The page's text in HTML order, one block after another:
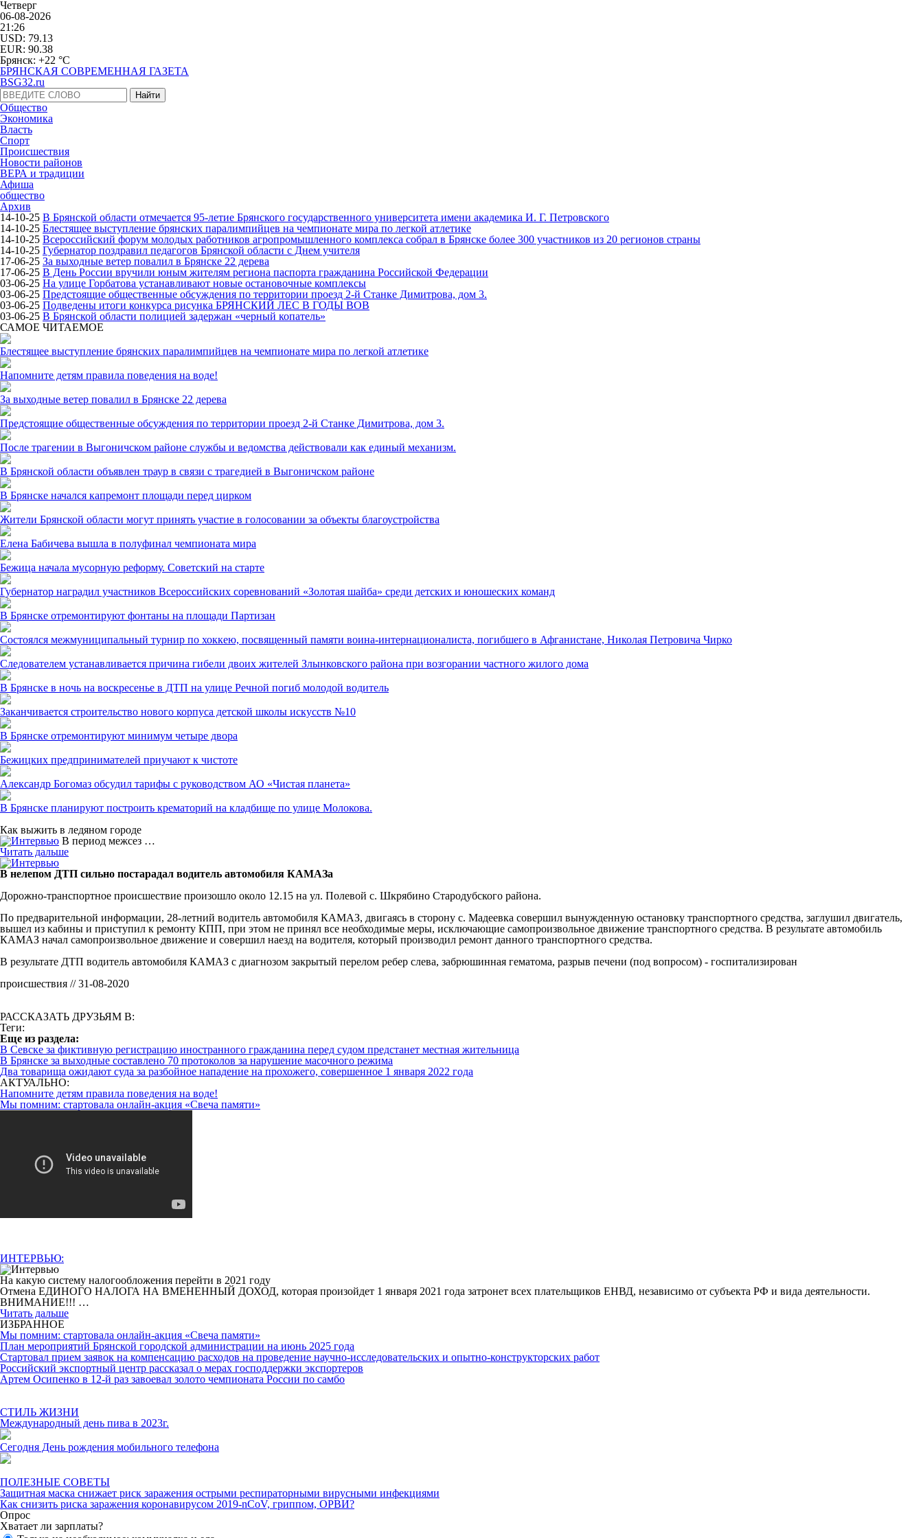
Четверг
06-08-2026
21:26
USD: 79.13
EUR: 90.38
Брянск: +22 °С
БРЯНСКАЯ СОВРЕМЕННАЯ ГАЗЕТА
BSG32.ru
Общество
Экономика
Власть
Спорт
Происшествия
Новости районов
ВЕРА и традиции
Афиша
общество
Архив
14-10-25 В Брянской области отмечается 95-летие Брянского государственного университета имени академика И. Г. Петровского
14-10-25 Блестящее выступление брянских паралимпийцев на чемпионате мира по легкой атлетике
14-10-25 Всероссийский форум молодых работников агропромышленного комплекса собрал в Брянске более 300 участников из 20 регионов страны
14-10-25 Губернатор поздравил педагогов Брянской области с Днем учителя
17-06-25 За выходные ветер повалил в Брянске 22 дерева
17-06-25 В День России вручили юным жителям региона паспорта гражданина Российской Федерации
03-06-25 На улице Горбатова устанавливают новые остановочные комплексы
03-06-25 Предстоящие общественные обсуждения по территории проезд 2-й Станке Димитрова, дом 3.
03-06-25 Подведены итоги конкурса рисунка БРЯНСКИЙ ЛЕС В ГОДЫ ВОВ
03-06-25 В Брянской области полицией задержан «черный копатель»
САМОЕ ЧИТАЕМОЕ
Блестящее выступление брянских паралимпийцев на чемпионате мира по легкой атлетике
Напомните детям правила поведения на воде!
За выходные ветер повалил в Брянске 22 дерева
Предстоящие общественные обсуждения по территории проезд 2-й Станке Димитрова, дом 3.
После трагении в Выгоничском районе службы и ведомства действовали как единый механизм.
В Брянской области объявлен траур в связи с трагедией в Выгоничском районе
В Брянске начался капремонт площади перед цирком
Жители Брянской области могут принять участие в голосовании за объекты благоустройства
Елена Бабичева вышла в полуфинал чемпионата мира
Бежица начала мусорную реформу. Советский на старте
Губернатор наградил участников Всероссийских соревнований «Золотая шайба» среди детских и юношеских команд
В Брянске отремонтируют фонтаны на площади Партизан
Состоялся межмуниципальный турнир по хоккею, посвященный памяти воина-интернационалиста, погибшего в Афганистане, Николая Петровича Чирко
Следователем устанавливается причина гибели двоих жителей Злынковского района при возгорании частного жилого дома
В Брянске в ночь на воскресенье в ДТП на улице Речной погиб молодой водитель
Заканчивается строительство нового корпуса детской школы искусств №10
В Брянске отремонтируют минимум четыре двора
Бежицких предпринимателей приучают к чистоте
Александр Богомаз обсудил тарифы с руководством АО «Чистая планета»
В Брянске планируют построить крематорий на кладбище по улице Молокова.
Как выжить в ледяном городе
В период межсез …
Читать дальше
В нелепом ДТП сильно постарадал водитель автомобиля КАМАЗа
Дорожно-транспортное происшествие произошло около 12.15 на ул. Полевой с. Шкрябино Стародубского района.
По предварительной информации, 28-летний водитель автомобиля КАМАЗ, двигаясь в сторону с. Мадеевка совершил вынужденную остановку транспортного средства, заглушил двигатель,
вышел из кабины и приступил к ремонту КПП, при этом не принял все необходимые меры, исключающие самопроизвольное движение транспортного средства. В результате автомобиль
КАМАЗ начал самопроизвольное движение и совершил наезд на водителя, который производил ремонт данного транспортного средства.
В результате ДТП водитель автомобиля КАМАЗ с диагнозом закрытый перелом ребер слева, забрюшинная гематома, разрыв печени (под вопросом) - госпитализирован
происшествия // 31-08-2020
РАССКАЗАТЬ ДРУЗЬЯМ В:
Теги:
Eще из раздела:
В Севске за фиктивную регистрацию иностранного гражданина перед судом предстанет местная жительница
В Брянске за выходные составлено 70 протоколов за нарушение масочного режима
Два товарища ожидают суда за разбойное нападение на прохожего, совершенное 1 января 2022 года
АКТУАЛЬНО:
Напомните детям правила поведения на воде!
Мы помним: стартовала онлайн-акция «Свеча памяти»
ИНТЕРВЬЮ:
На какую систему налогообложения перейти в 2021 году
Отмена ЕДИНОГО НАЛОГА НА ВМЕНЕННЫЙ ДОХОД, которая произойдет 1 января 2021 года затронет всех плательщиков ЕНВД, независимо от субъекта РФ и вида деятельности.
ВНИМАНИЕ!!! …
Читать дальше
ИЗБРАННОЕ
Мы помним: стартовала онлайн-акция «Свеча памяти»
План мероприятий Брянской городской администрации на июнь 2025 года
Cтартовал прием заявок на компенсацию расходов на проведение научно-исследовательских и опытно-конструкторских работ
Российский экспортный центр рассказал о мерах господдержки экспортеров
Артем Осипенко в 12-й раз завоевал золото чемпионата России по самбо
СТИЛЬ ЖИЗНИ
Международный день пива в 2023г.
Сегодня День рождения мобильного телефона
ПОЛЕЗНЫЕ СОВЕТЫ
Защитная маска снижает риск заражения острыми респираторными вирусными инфекциями
Как снизить риска заражения коронавирусом 2019-nCoV, гриппом, ОРВИ?
Опрос
Хватает ли зарплаты?